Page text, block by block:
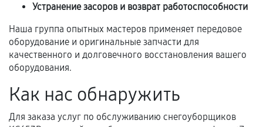
Программные сбои, если это не указано в
Если комплектующие куплены
самостоятельно
Гарантия на выполненные работы может
Устранение засоров и возврат работоспособности
Наша группа опытных мастеров применяет передовое
оборудование и оригинальные запчасти для
качественного и долговечного восстановления вашего
оборудования.
Как нас обнаружить
Для заказа услуг по обслуживанию снегоуборщиков